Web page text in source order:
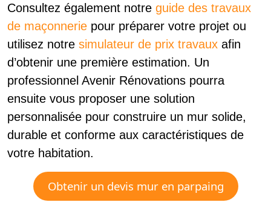
Consultez également notre guide des travaux
de maçonnerie pour préparer votre projet ou
utilisez notre simulateur de prix travaux afin
d’obtenir une première estimation. Un
professionnel Avenir Rénovations pourra
ensuite vous proposer une solution
personnalisée pour construire un mur solide,
durable et conforme aux caractéristiques de
votre habitation.
Obtenir un devis mur en parpaing